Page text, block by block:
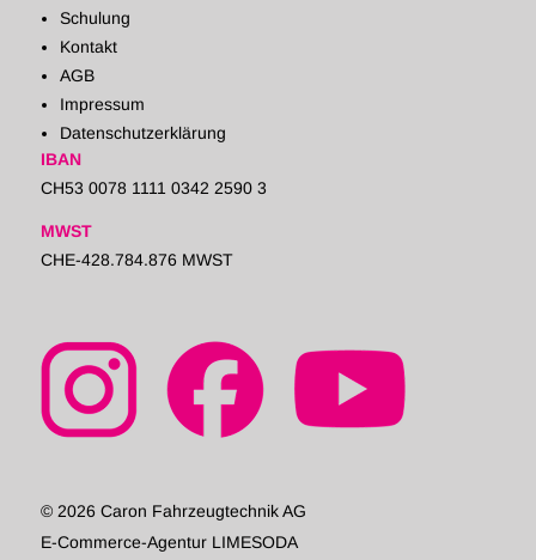
Schulung
Kontakt
AGB
Impressum
Datenschutzerklärung
IBAN
CH53 0078 1111 0342 2590 3
MWST
CHE-428.784.876 MWST
© 2026 Caron Fahrzeugtechnik AG
E-Commerce-Agentur LIMESODA